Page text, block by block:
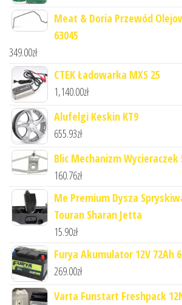
Meat & Doria Przewód
63045
349.00zł
CTEK Ładowarka MXS 25
1,140.00zł
Alufelgi Keskin KT9
655.93zł
Blic Mechanizm Wycieraczek
160.76zł
Me Premium Dysza
Touran Sharan Jetta
15.90zł
Furya Akumulator 12V 72Ah
269.00zł
Varta Funstart Freshpack